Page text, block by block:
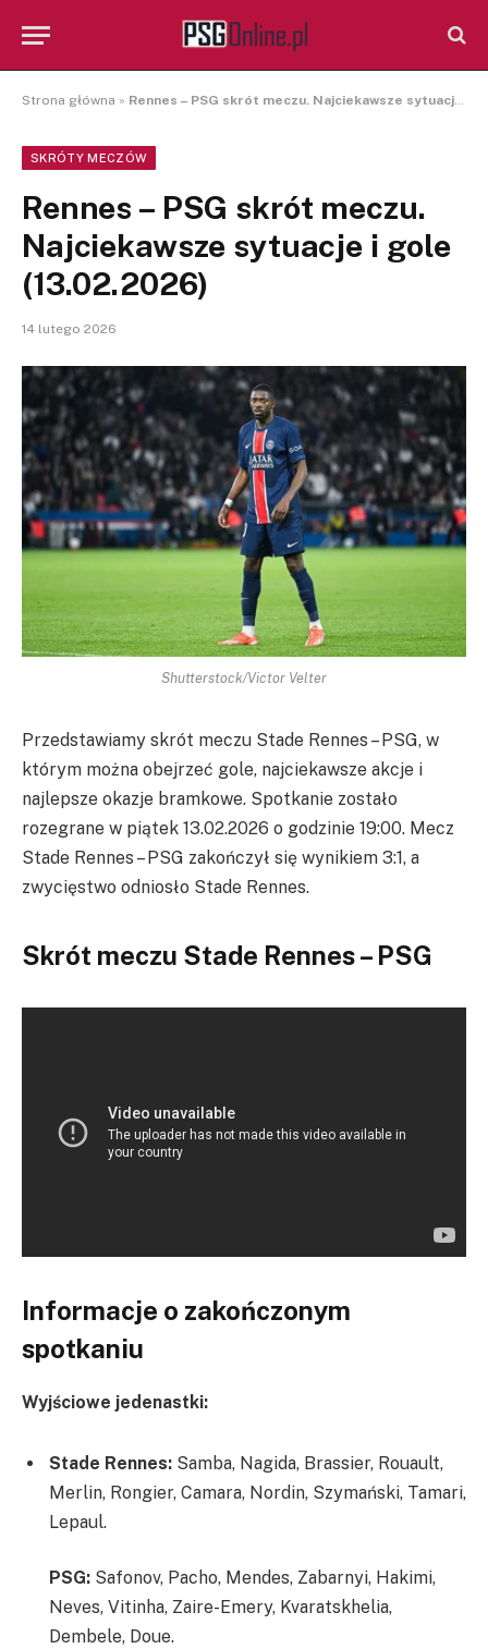
Strona główna » Rennes – PSG skrót meczu. Najciekawsze sytuacje i gole (13.02.2026)
SKRÓTY MECZÓW
Rennes – PSG skrót meczu.
Najciekawsze sytuacje i gole
(13.02.2026)
14 lutego 2026
Shutterstock/Victor Velter
Przedstawiamy skrót meczu Stade Rennes – PSG, w
którym można obejrzeć gole, najciekawsze akcje i
najlepsze okazje bramkowe. Spotkanie zostało
rozegrane w piątek 13.02.2026 o godzinie 19:00. Mecz
Stade Rennes – PSG zakończył się wynikiem 3:1, a
zwycięstwo odniosło Stade Rennes.
Skrót meczu Stade Rennes – PSG
Informacje o zakończonym
spotkaniu
Wyjściowe jedenastki:
Stade Rennes: Samba, Nagida, Brassier, Rouault,
Merlin, Rongier, Camara, Nordin, Szymański, Tamari,
Lepaul.
PSG: Safonov, Pacho, Mendes, Zabarnyi, Hakimi,
Neves, Vitinha, Zaire-Emery, Kvaratskhelia,
Dembele, Doue.